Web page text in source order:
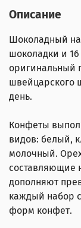
Описание
Шоколадный
шоколадки и
оригинальный
швейцарского
день.
Конфеты
видов: белый,
молочный.
составляющие
дополняют
каждый набор
форм конфет.